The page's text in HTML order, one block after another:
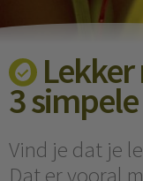
3
Vind je dat je
Dat er vooral